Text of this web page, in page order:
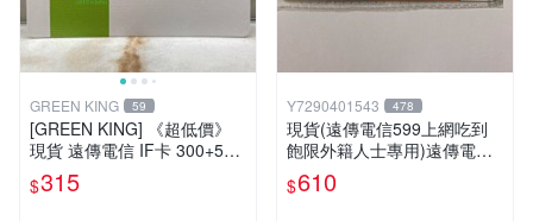
GREEN KING 59
[GREEN KING] 《超低價》
現貨 遠傳電信 IF卡 300+50
通話費儲值卡 預付卡 電話卡
面額350
$315
Y7290401543 478
現貨(遠傳電信599上網吃到
飽限外籍人士專用)遠傳電信4
G上網補充卡
$610